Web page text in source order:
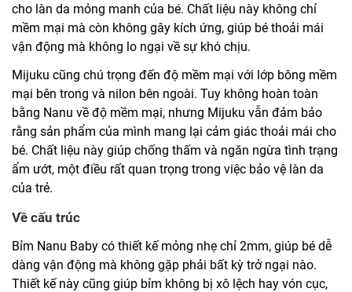
cho làn da mỏng manh của bé. Chất liệu này không chỉ
mềm mại mà còn không gây kích ứng, giúp bé thoải mái
vận động mà không lo ngại về sự khó chịu.
Mijuku cũng chú trọng đến độ mềm mại với lớp bông mềm
mại bên trong và nilon bên ngoài. Tuy không hoàn toàn
bằng Nanu về độ mềm mại, nhưng Mijuku vẫn đảm bảo
rằng sản phẩm của mình mang lại cảm giác thoải mái cho
bé. Chất liệu này giúp chống thấm và ngăn ngừa tình trạng
ẩm ướt, một điều rất quan trọng trong việc bảo vệ làn da
của trẻ.
Về cấu trúc
Bỉm Nanu Baby có thiết kế mỏng nhẹ chỉ 2mm, giúp bé dễ
dàng vận động mà không gặp phải bất kỳ trở ngại nào.
Thiết kế này cũng giúp bỉm không bị xô lệch hay vón cục,